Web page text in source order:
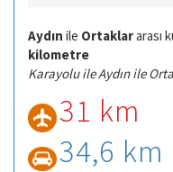
Aydın ile Ortaklararası
kilometre
Karayolu ile Aydın ile
31 km
34,6 km